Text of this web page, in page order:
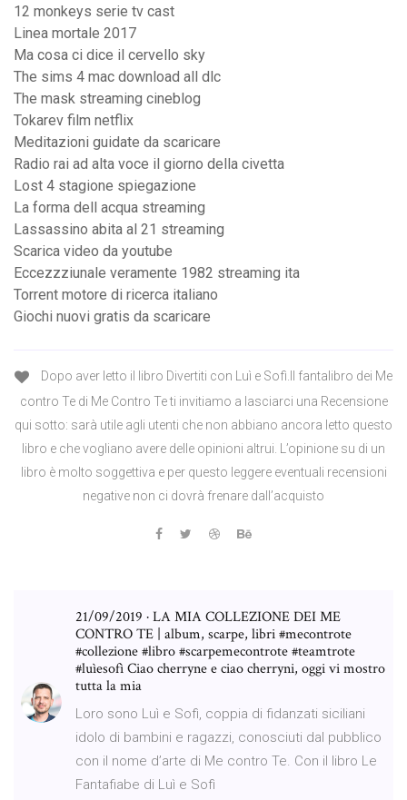
12 monkeys serie tv cast
Linea mortale 2017
Ma cosa ci dice il cervello sky
The sims 4 mac download all dlc
The mask streaming cineblog
Tokarev film netflix
Meditazioni guidate da scaricare
Radio rai ad alta voce il giorno della civetta
Lost 4 stagione spiegazione
La forma dell acqua streaming
Lassassino abita al 21 streaming
Scarica video da youtube
Eccezzziunale veramente 1982 streaming ita
Torrent motore di ricerca italiano
Giochi nuovi gratis da scaricare
Dopo aver letto il libro Divertiti con Luì e Sofì.Il fantalibro dei Me
contro Te di Me Contro Te ti invitiamo a lasciarci una Recensione
qui sotto: sarà utile agli utenti che non abbiano ancora letto questo
libro e che vogliano avere delle opinioni altrui. L’opinione su di un
libro è molto soggettiva e per questo leggere eventuali recensioni
negative non ci dovrà frenare dall’acquisto
21/09/2019 · LA MIA COLLEZIONE DEI ME
CONTRO TE | album, scarpe, libri #mecontrote
#collezione #libro #scarpemecontrote #teamtrote
#luìesofì Ciao cherryne e ciao cherryni, oggi vi mostro
tutta la mia
Loro sono Luì e Sofì, coppia di fidanzati siciliani
idolo di bambini e ragazzi, conosciuti dal pubblico
con il nome d’arte di Me contro Te. Con il libro Le
Fantafiabe di Luì e Sofì